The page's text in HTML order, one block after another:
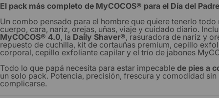
El pack más completo de MyCOCOS® para el Día del
Un combo pensado para el hombre que quiere tenerlo todo
cuerpo, cara, nariz, orejas, uñas, viaje y cuidado diario.
MyCOCOS® 4.0, la Daily Shaver®, rasuradora de nariz y
repuesto de cuchilla, kit de cortauñas premium, cepillo
corporal, cepillo exfoliante capilar y el trío de jabones
Todo lo que papá necesita para estar impecable de pies a
un solo pack. Potencia, precisión, frescura y comodidad sin
complicarse.